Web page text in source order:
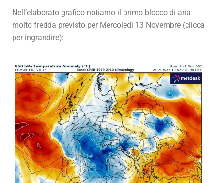
Nell’elaborato grafico notiamo il primo blocco di aria
molto fredda previsto per Mercoledì 13 Novembre (clicca
per ingrandire):